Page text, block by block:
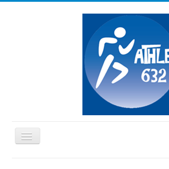
Basculer
la